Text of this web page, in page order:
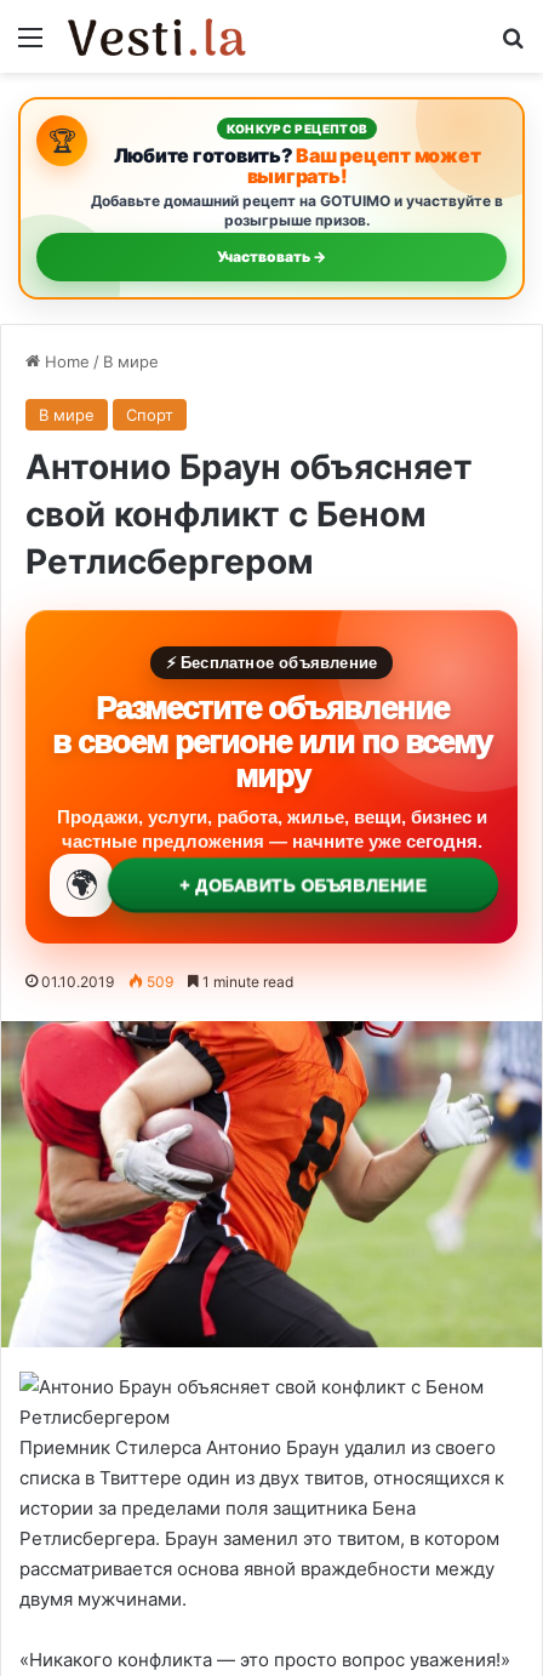
Menu
🏆 КОНКУРС РЕЦЕПТОВ
Любите готовить?Ваш рецепт может
выиграть!
Добавьте домашний рецепт на GOTUIMO и участвуйте в
розыгрыше призов.
Участвовать →
Home / В мире
В мире Спорт
Антонио Браун объясняет
свой конфликт с Беном
Ретлисбергером
⚡ Бесплатное объявление
Разместите объявление
в своем регионе или по всему
миру
Продажи, услуги, работа, жилье, вещи, бизнес и
частные предложения — начните уже сегодня.
🌍 + ДОБАВИТЬ ОБЪЯВЛЕНИЕ
01.10.2019 509 1 minute read
Приемник Стилерса Антонио Браун удалил из своего
списка в Твиттере один из двух твитов, относящихся к
истории за пределами поля защитника Бена
Ретлисбергера. Браун заменил это твитом, в котором
рассматривается основа явной враждебности между
двумя мужчинами.
«Никакого конфликта — это просто вопрос уважения!»